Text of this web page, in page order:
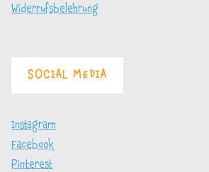
Widerrufsbelehrung
SOCIAL MEDIA
Instagram
Facebook
Pinterest